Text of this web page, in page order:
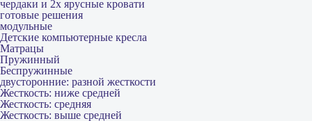
чердаки и 2х ярусные кровати
готовые решения
модульные
Детские компьютерные кресла
Матрацы
Пружинный
Беспружинные
двусторонние: разной жесткости
Жесткость: ниже средней
Жесткость: средняя
Жесткость: выше средней